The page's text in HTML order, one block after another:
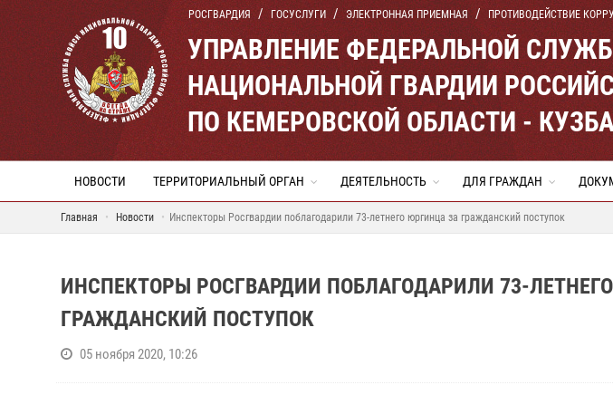
РОСГВАРДИЯ ГОСУСЛУГИ ЭЛЕКТРОННАЯ ПРИЕМНАЯ ПРОТИВОДЕЙСТВИЕ
УПРАВЛЕНИЕ ФЕДЕРАЛЬНОЙ
НАЦИОНАЛЬНОЙ ГВАРДИИ
ПО КЕМЕРОВСКОЙ ОБЛАСТИ -
НОВОСТИ ТЕРРИТОРИАЛЬНЫЙ ОРГАН ДЕЯТЕЛЬНОСТЬ ДЛЯ ГРАЖДАН
Главная Новости Инспекторы Росгвардии поблагодарили 73-летнего юргинца за гражданский поступок
ИНСПЕКТОРЫ РОСГВАРДИИ ПОБЛАГОДАРИЛИ 73-
ГРАЖДАНСКИЙ ПОСТУПОК
05 ноября 2020, 10:26